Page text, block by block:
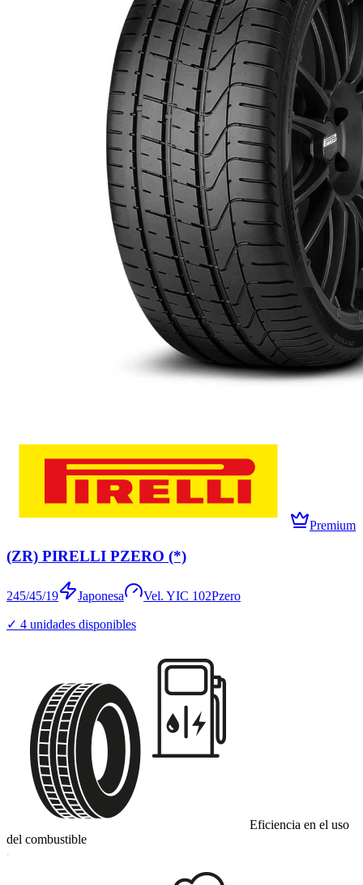
Premium
(ZR) PIRELLI PZERO (*)
245/45/19 Japonesa Vel. YIC 102Pzero
✓ 4 unidades disponibles
Eficiencia en el uso
del combustible
C